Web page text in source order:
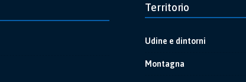
Territorio
Udine e dintorni
Montagna